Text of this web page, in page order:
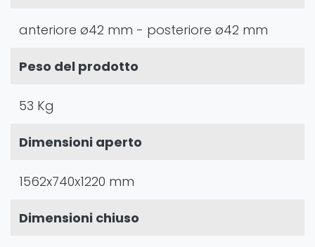
anteriore ø42 mm - posteriore ø42 mm
Peso del prodotto
53 Kg
Dimensioni aperto
1562x740x1220 mm
Dimensioni chiuso